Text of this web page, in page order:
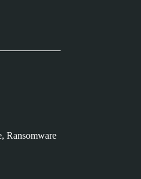
Ransomware